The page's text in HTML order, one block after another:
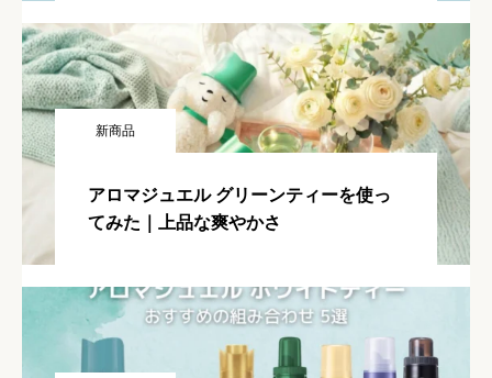
新商品
アロマジュエル グリーンティーを使っ
てみた｜上品な爽やかさ